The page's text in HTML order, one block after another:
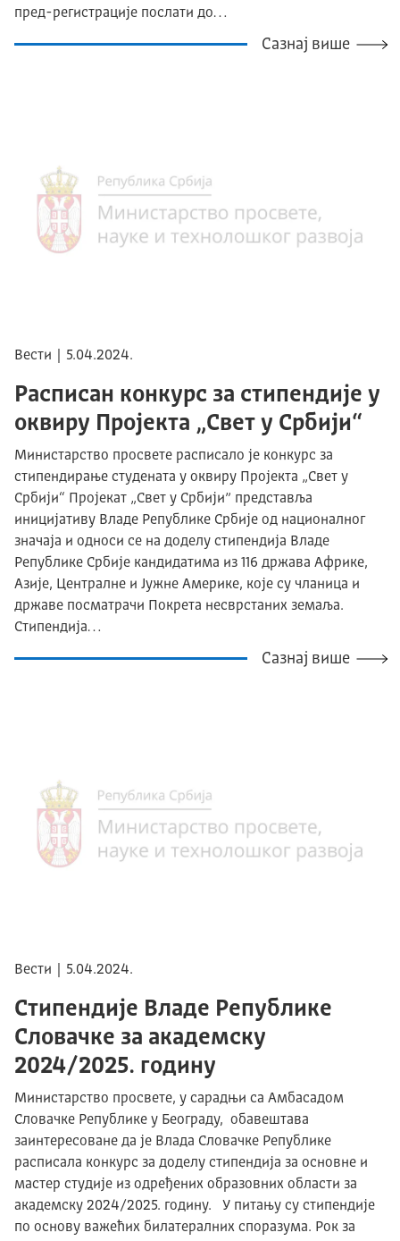
пред-регистрације послати до…
Сазнај више
Вести | 5.04.2024.
Расписан конкурс за стипендије у
оквиру Пројекта „Свет у Србији“
Министарство просвете расписало је конкурс за
стипендирање студената у оквиру Пројекта „Свет у
Србији“ Пројекат „Свет у Србији” представља
иницијативу Владе Републике Србије од националног
значаја и односи се на доделу стипендија Владе
Републике Србије кандидатима из 116 држава Африке,
Азије, Централне и Јужне Америке, које су чланица и
државе посматрачи Покрета несврстаних земаља.
Стипендија…
Сазнај више
Вести | 5.04.2024.
Стипендије Владе Републике
Словачке за академску
2024/2025. годину
Министарство просвете, у сарадњи са Амбасадом
Словачке Републике у Београду, обавештава
заинтересоване да је Влада Словачке Републике
расписала конкурс за доделу стипендија за основне и
мастер студије из одређених образовних области за
академску 2024/2025. годину. У питању су стипендије
по основу важећих билатералних споразума. Рок за